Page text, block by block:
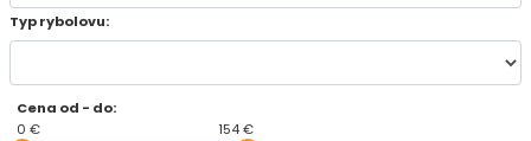
Typ rybolovu:
Cena od - do:
0 €
154 €
Udice na dierky